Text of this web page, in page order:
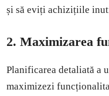
și să eviți achizițiile
2. Maximizarea
Planificarea detaliată a
maximizezi